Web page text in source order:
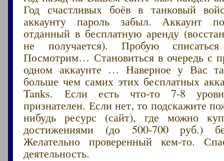
Год счастливых боёв в танковый
аккаунту пароль забыл. Аккаунт
отданный в бесплатную аренду
не получается). Пробую
Посмотрим… Становиться в очередь с
одном аккаунте … Наверное у Вас
больше чем самих этих бесплатных
Tanks. Если есть что-то 7-8
признателен. Если нет, то подскажите
нибудь ресурс (сайт), где можно
достижениями (до 500-700 руб.)
Желательно проверенный кем-то.
деятельность.